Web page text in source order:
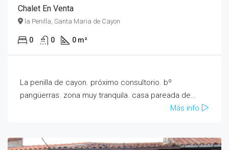
Chalet En Venta
la Penilla, Santa Maria de Cayon
0 0 0 m²
La penilla de cayon. próximo consultorio. bº
pangüerras. zona muy tranquila. casa pareada de...
Más info